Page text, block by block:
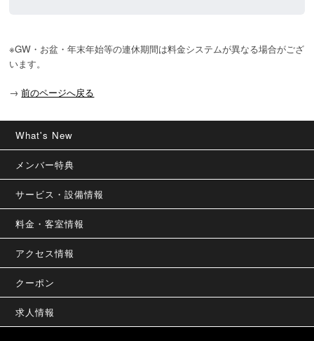
※GW・お盆・年末年始等の連休期間は料金システムが異なる場合がござ
います。
→ 前のページへ戻る
What's New
メンバー特典
サービス・設備情報
料金・客室情報
アクセス情報
クーポン
求人情報